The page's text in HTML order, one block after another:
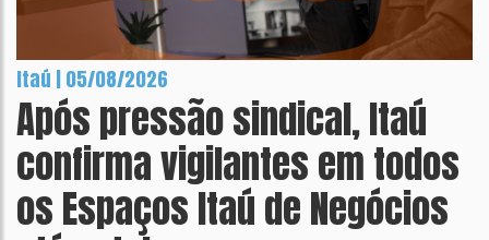
Itaú | 05/08/2026
Após pressão sindical, Itaú
confirma vigilantes em todos
os Espaços Itaú de Negócios